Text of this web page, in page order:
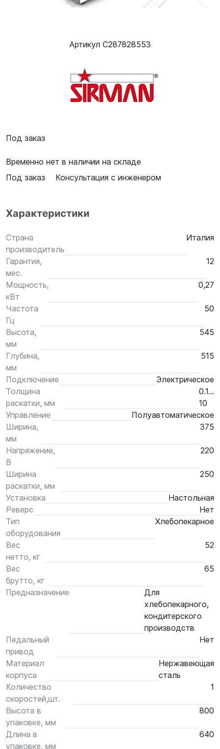
Артикул C287828553
Под заказ
Временно нет в наличии на складе
Под заказ
Консультация с инженером
Характеристики
Страна
производитель
Италия
Гарантия,
мес.
12
Мощность,
кВт
0,27
Частота
Гц
50
Высота,
мм
545
Глубина,
мм
515
Подключение
Электрическое
Толщина
раскатки, мм
0.1…
10
Управление
Полуавтоматическое
Ширина,
мм
375
Напряжение,
В
220
Ширина
раскатки, мм
250
Установка
Настольная
Реверс
Нет
Тип
оборудования
Хлебопекарное
Вес
нетто, кг
52
Вес
брутто, кг
65
Предназначение
Для
хлебопекарного,
кондитерского
производств
Педальный
привод
Нет
Материал
корпуса
Нержавеющая
сталь
Количество
скоростей,шт.
1
Высота в
упаковке, мм
800
Длина в
упаковке, мм
640